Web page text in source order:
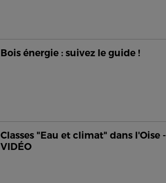
Bois énergie : suivez le guide !
Classes "Eau et climat" dans l'Oise -
VIDÉO